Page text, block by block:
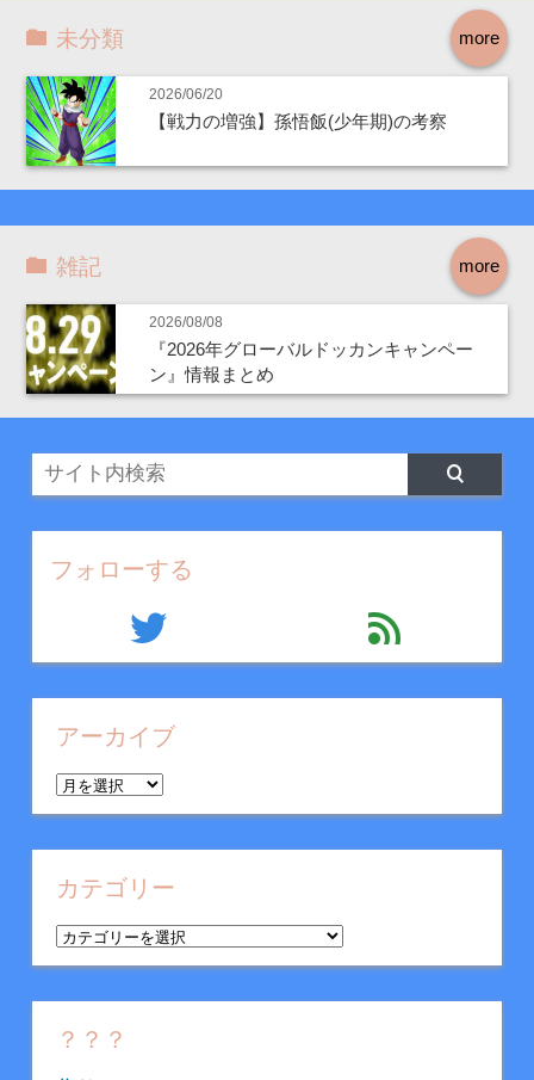
more
未分類
2026/06/20
【戦力の増強】孫悟飯(少年期)の考察
more
雑記
2026/08/08
『2026年グローバルドッカンキャンペー
ン』情報まとめ
フォローする
twitter feed
アーカイブ
ア
ー
カ
イ
カテゴリー
カ
テ
ゴ
リ
？？？